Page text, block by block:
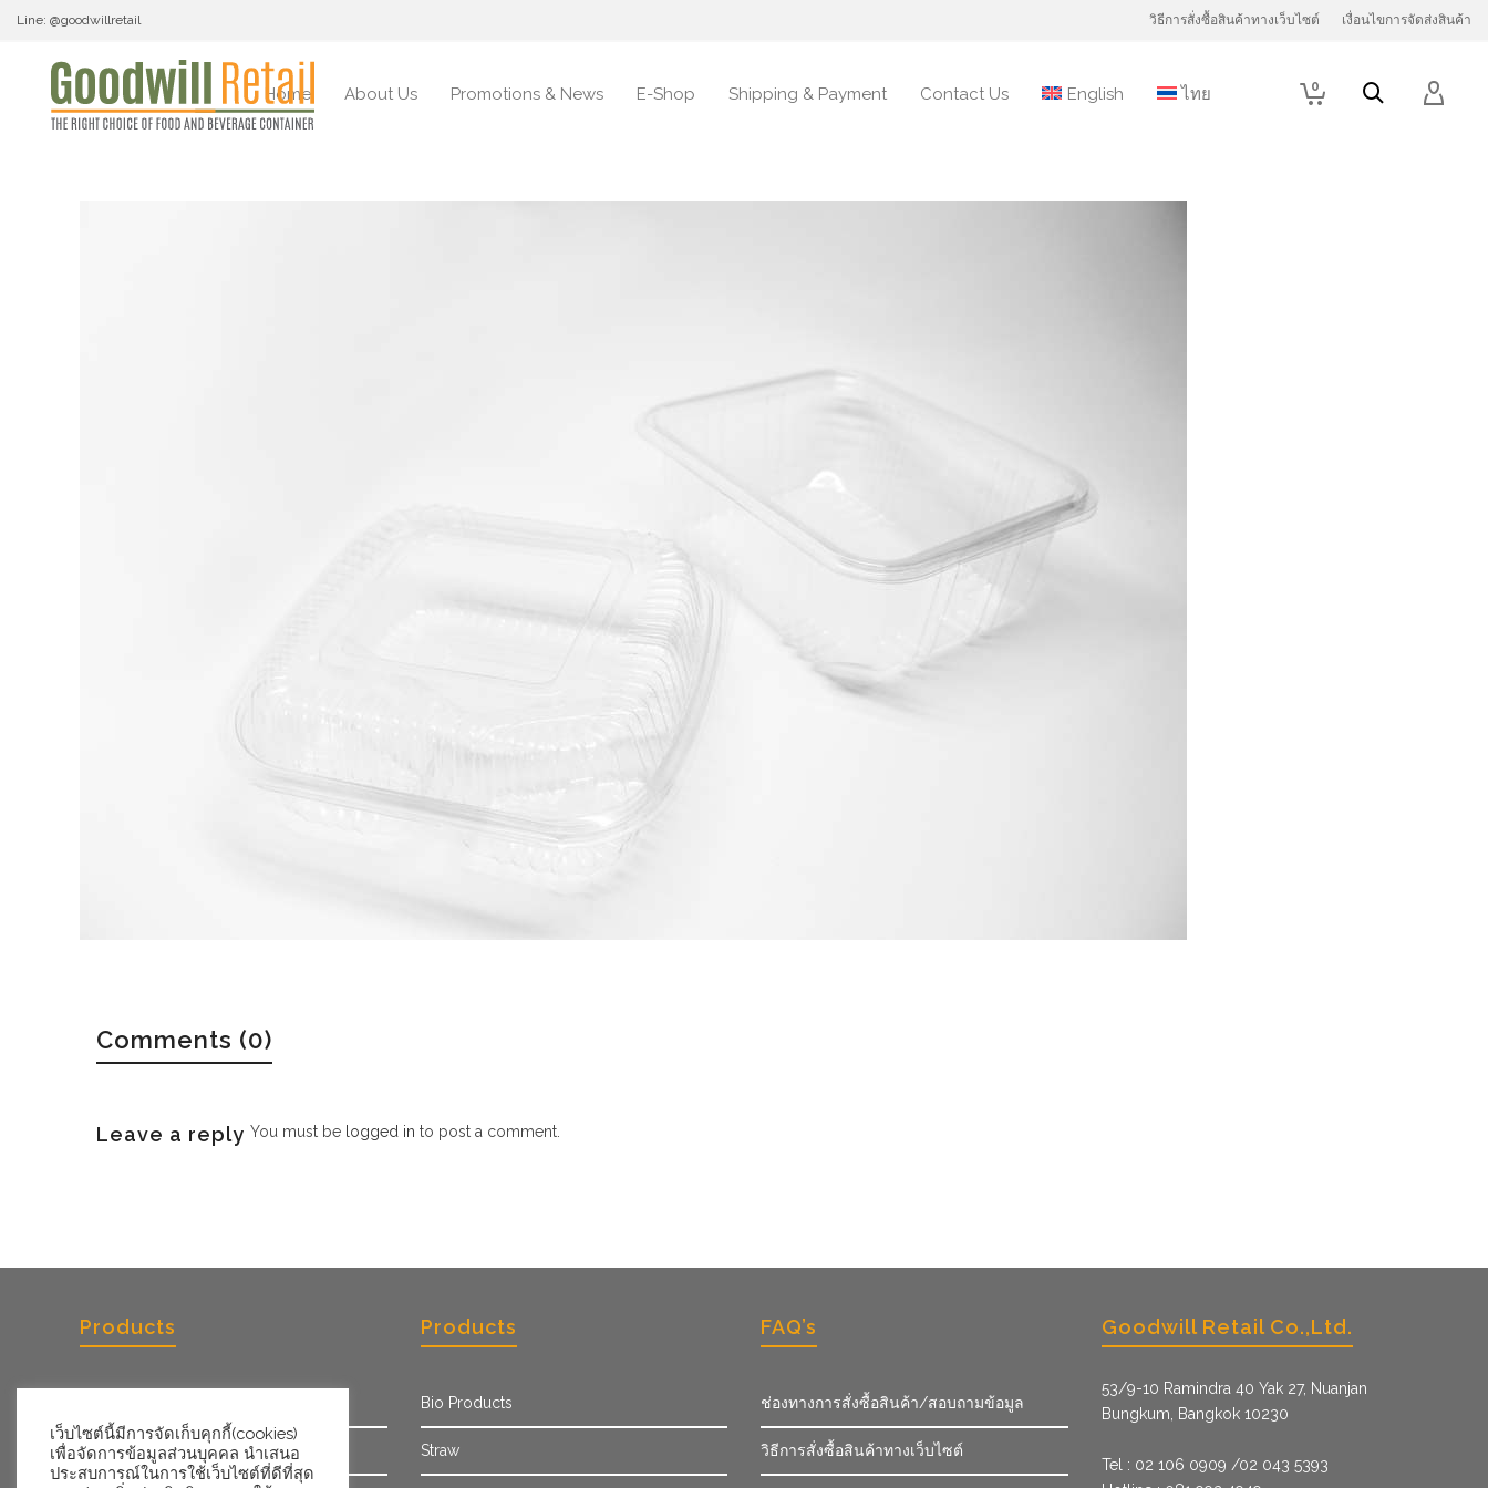
Line: @goodwillretail วิธีการสั่งซื้อสินค้าทางเว็บไซต์ เงื่อนไขการจัดส่งสินค้า
Home About Us Promotions & News E-Shop Shipping & Payment Contact Us English ไทย 0
Comments (0)
Leave a reply You must be logged in to post a comment.
Products
PET Cup
Products
Bio Products
Straw
FAQ’s
ช่องทางการสั่งซื้อสินค้า/สอบถามข้อมูล
วิธีการสั่งซื้อสินค้าทางเว็บไซต์
Goodwill Retail Co.,Ltd.
53/9­-10 Ramindra 40 Yak 27, Nuanjan
Bungkum, Bangkok 10230
Tel : 02 106 0909 /02 043 5393
เว็บไซต์นี้มีการจัดเก็บคุกกี้(cookies)
เพื่อจัดการข้อมูลส่วนบุคคล นำเสนอ
ประสบการณ์ในการใช้เว็บไซต์ที่ดีที่สุด